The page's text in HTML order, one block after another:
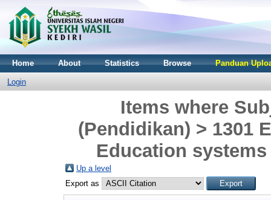
Home About Statistics Browse Panduan
Login
Items where
(Pendidikan) > 1301
Education
Up a level
Export as